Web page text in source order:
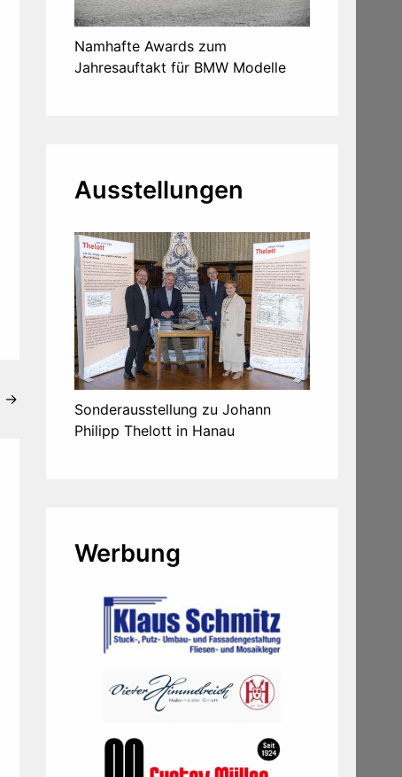
→
Namhafte Awards zum
Jahresauftakt für BMW Modelle
Ausstellungen
Sonderausstellung zu Johann
Philipp Thelott in Hanau
Werbung